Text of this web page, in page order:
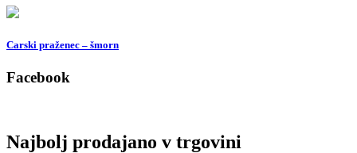
Carski praženec – šmorn
Facebook
Najbolj prodajano v trgovini